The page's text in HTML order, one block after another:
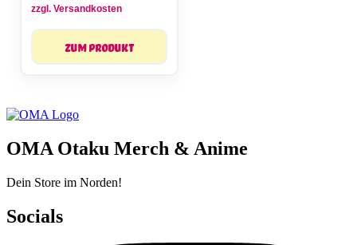
zzgl. Versandkosten
Zum Produkt
OMA Otaku Merch & Anime
Dein Store im Norden!
Socials